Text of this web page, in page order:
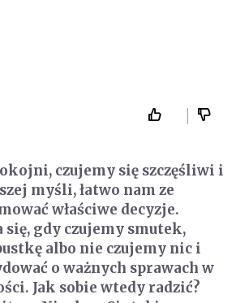
czujemy się szczęśliwi i
myśli, łatwo nam ze
właściwe decyzje.
się, gdy czujemy smutek,
albo nie czujemy nic i
o ważnych sprawach w
Jak sobie wtedy radzić?